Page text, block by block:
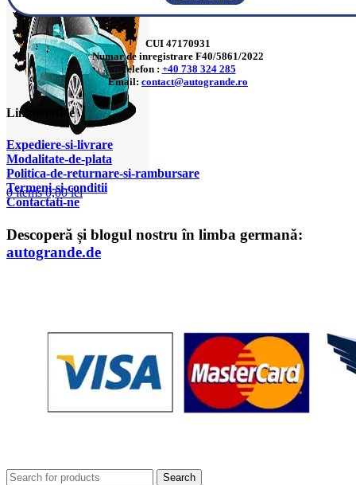
0items 0,00lei
CUI 47170931
Numar de inregistrare F40/5861/2022
Telefon : +40 738 324 285
Email: contact@autogrande.ro
Linkuri utile
Expediere-si-livrare
Modalitate-de-plata
Politica-de-returnare-si-rambursare
Termeni-si-conditii
Contactati-ne
Descoperă și blogul nostru în limba germană:
autogrande.de
Search